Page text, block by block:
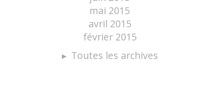
mai 2015
avril 2015
février 2015
Toutes les archives